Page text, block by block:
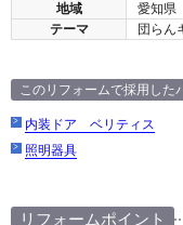
地域
愛知県
テーマ
団らん
このリフォームで採用した
内装ドア ベリティス
照明器具
リフォームポイント